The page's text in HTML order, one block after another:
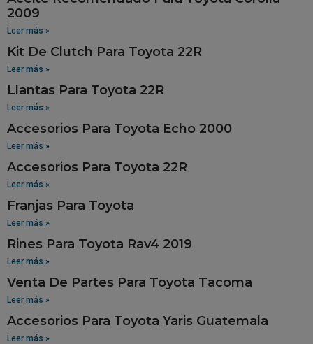
2009
Leer más »
Kit De Clutch Para Toyota 22R
Leer más »
Llantas Para Toyota 22R
Leer más »
Accesorios Para Toyota Echo 2000
Leer más »
Accesorios Para Toyota 22R
Leer más »
Franjas Para Toyota
Leer más »
Rines Para Toyota Rav4 2019
Leer más »
Venta De Partes Para Toyota Tacoma
Leer más »
Accesorios Para Toyota Yaris Guatemala
Leer más »